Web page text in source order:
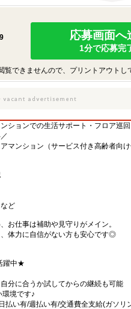
応募画面へ
1分で応募完
できませんので、プリントアウトし
ションでの生活サポート・フロア巡回
マンション（サービス付き高齢者向
ど
お仕事は補助や見守りがメイン。
体力に自信がない方も安心です◎
躍中★
分に合うか試してからの継続も可能
環境です♪
い有/週払い有/交通費全支給(ガソリ